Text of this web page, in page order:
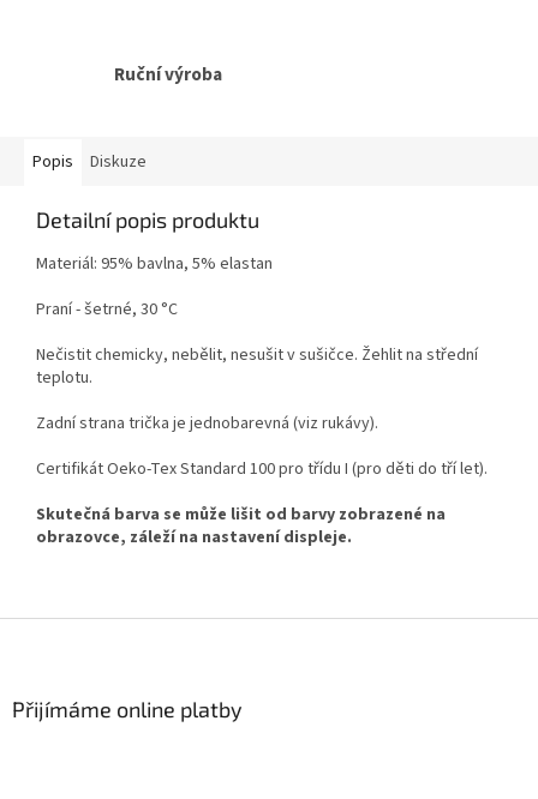
Ruční výroba
Popis Diskuze
Detailní popis produktu
Materiál: 95% bavlna, 5% elastan
Praní - šetrné, 30 °C
Nečistit chemicky, nebělit, nesušit v sušičce. Žehlit na střední
teplotu.
Zadní strana trička je jednobarevná (viz rukávy).
Certifikát Oeko-Tex Standard 100 pro třídu I (pro děti do tří let).
Skutečná barva se může lišit od barvy zobrazené na
obrazovce, záleží na nastavení displeje.
Přijímáme online platby